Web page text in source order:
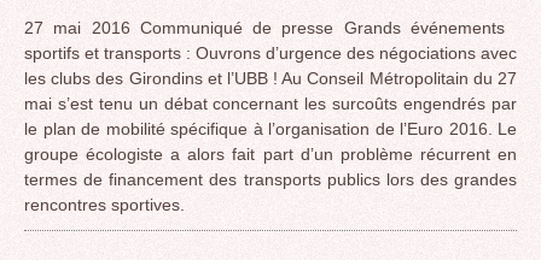
27 mai 2016 Communiqué de presse Grands événements
sportifs et transports : Ouvrons d’urgence des négociations avec
les clubs des Girondins et l’UBB ! Au Conseil Métropolitain du 27
mai s’est tenu un débat concernant les surcoûts engendrés par
le plan de mobilité spécifique à l’organisation de l’Euro 2016. Le
groupe écologiste a alors fait part d’un problème récurrent en
termes de financement des transports publics lors des grandes
rencontres sportives.